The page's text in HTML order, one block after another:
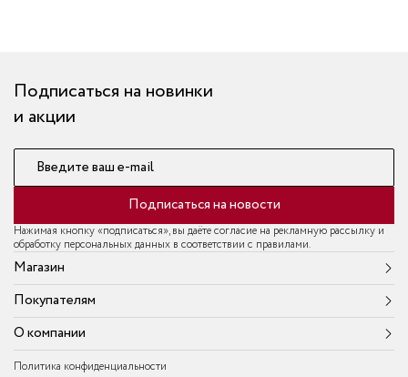
Подписаться на новинки
и акции
Введите ваш e-mail
Подписаться на новости
Нажимая кнопку «подписаться», вы даёте согласие на рекламную рассылку и
обработку персональных данных в соответствии с правилами.
Магазин
Покупателям
О компании
Политика конфиденциальности